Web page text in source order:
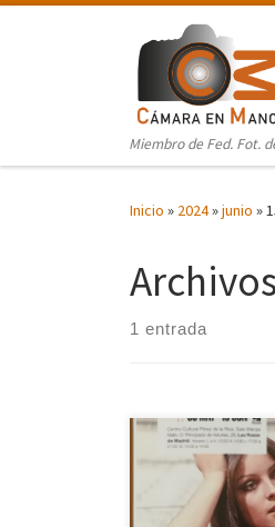
Miembro de Fed. Fot.
Inicio » 2024»junio »
1 entrada
El pasado 11 de
visita guiada a la
cambio de tercio»
archivo del